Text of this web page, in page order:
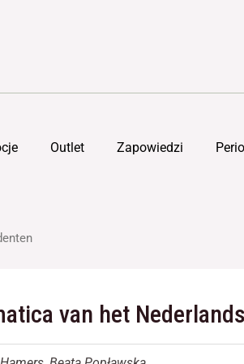
Outlet Zapowiedzi
van het